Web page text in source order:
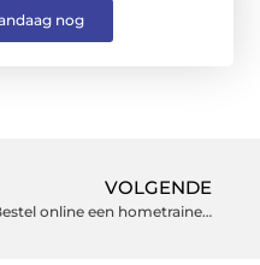
nog
VOLGENDE
Bestel online een hometrainer van bekende merken als Tunturi, Flowfitness en Kettler